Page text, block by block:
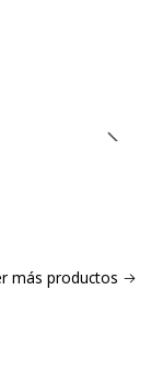
más productos